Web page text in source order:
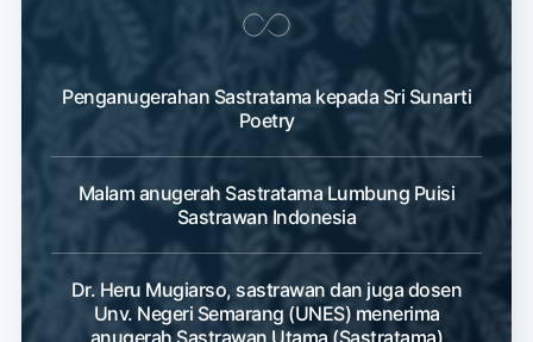
Penganugerahan Sastratama kepada Sri Sunarti
Poetry
Malam anugerah Sastratama Lumbung Puisi
Sastrawan Indonesia
Dr. Heru Mugiarso, sastrawan dan juga dosen
Unv. Negeri Semarang (UNES) menerima